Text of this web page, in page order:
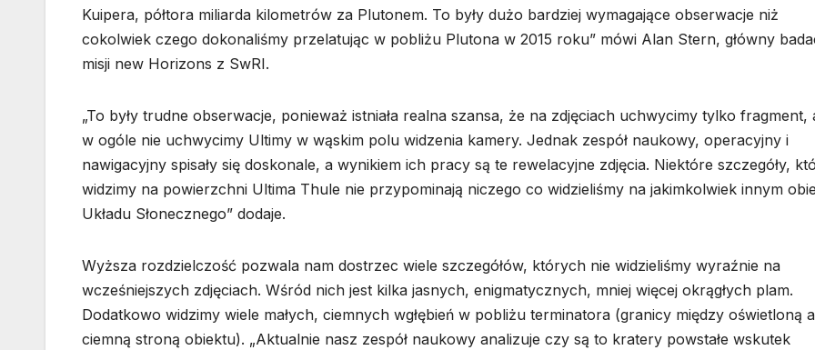
Kuipera, półtora miliarda kilometrów za Plutonem. To były dużo bardziej wymagające obserwacje niż
cokolwiek czego dokonaliśmy przelatując w pobliżu Plutona w 2015 roku” mówi Alan Stern, główny
misji new Horizons z SwRI.
„To były trudne obserwacje, ponieważ istniała realna szansa, że na zdjęciach uchwycimy tylko fragment,
w ogóle nie uchwycimy Ultimy w wąskim polu widzenia kamery. Jednak zespół naukowy, operacyjny i
nawigacyjny spisały się doskonale, a wynikiem ich pracy są te rewelacyjne zdjęcia. Niektóre szczegóły,
widzimy na powierzchni Ultima Thule nie przypominają niczego co widzieliśmy na jakimkolwiek innym
Układu Słonecznego” dodaje.
Wyższa rozdzielczość pozwala nam dostrzec wiele szczegółów, których nie widzieliśmy wyraźnie na
wcześniejszych zdjęciach. Wśród nich jest kilka jasnych, enigmatycznych, mniej więcej okrągłych plam.
Dodatkowo widzimy wiele małych, ciemnych wgłębień w pobliżu terminatora (granicy między oświetloną a
ciemną stroną obiektu). „Aktualnie nasz zespół naukowy analizuje czy są to kratery powstałe wskutek